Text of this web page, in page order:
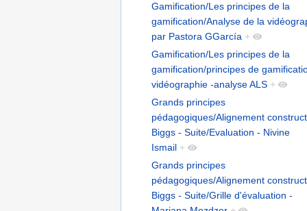
Gamification/Les principes de la
gamification/Analyse de la
par Pastora GGarcía +
Gamification/Les principes de la
gamification/principes de
vidéographie -analyse ALS +
Grands principes
pédagogiques/Alignement
Biggs - Suite/Evaluation - Nivine
Ismail +
Grands principes
pédagogiques/Alignement
Biggs - Suite/Grille d'évaluation -